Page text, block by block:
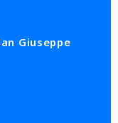
Giuseppe